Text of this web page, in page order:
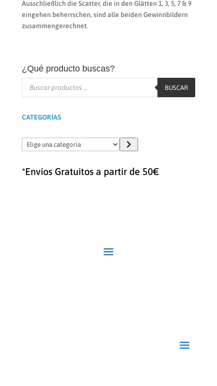
Ausschließlich die Scatter, die in den Glätten 1, 3, 5, 7 & 9
eingehen beherrschen, sind alle beiden Gewinnbildern
zusammengerechnet.
¿Qué producto buscas?
Búsqueda
BUSCAR
CATEGORÍAS
Elige
una
*Envíos Gratuitos a partir de 50€